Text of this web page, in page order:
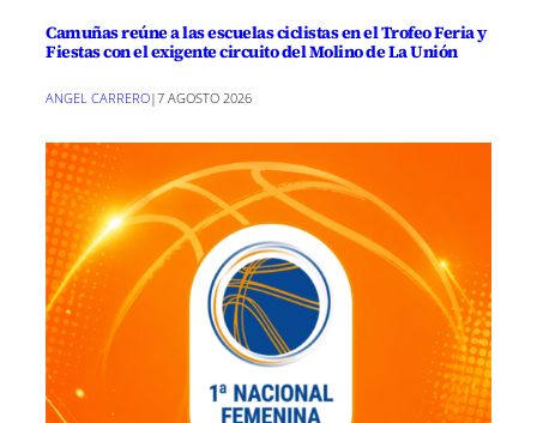
Camuñas reúne a las escuelas ciclistas en el Trofeo Feria y
Fiestas con el exigente circuito del Molino de La Unión
ANGEL CARRERO|7 AGOSTO 2026